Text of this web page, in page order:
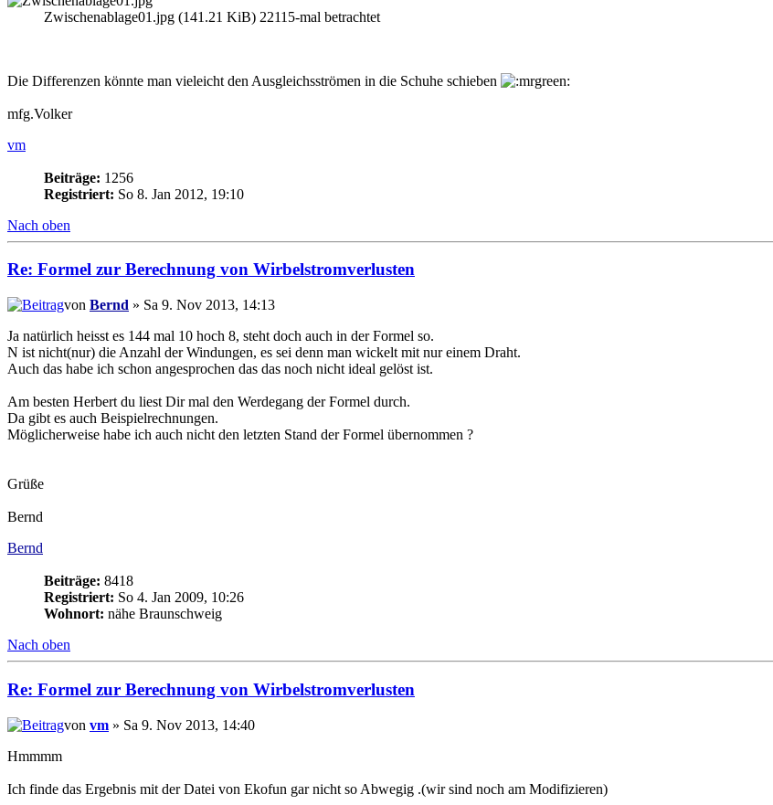
Zwischenablage01.jpg (141.21 KiB) 22115-mal betrachtet
Die Differenzen könnte man vieleicht den Ausgleichsströmen in die Schuhe schieben
mfg.Volker
vm
Beiträge: 1256
Registriert: So 8. Jan 2012, 19:10
Nach oben
Re: Formel zur Berechnung von Wirbelstromverlusten
von Bernd » Sa 9. Nov 2013, 14:13
Ja natürlich heisst es 144 mal 10 hoch 8, steht doch auch in der Formel so.
N ist nicht(nur) die Anzahl der Windungen, es sei denn man wickelt mit nur einem Draht.
Auch das habe ich schon angesprochen das das noch nicht ideal gelöst ist.
Am besten Herbert du liest Dir mal den Werdegang der Formel durch.
Da gibt es auch Beispielrechnungen.
Möglicherweise habe ich auch nicht den letzten Stand der Formel übernommen ?
Grüße
Bernd
Bernd
Beiträge: 8418
Registriert: So 4. Jan 2009, 10:26
Wohnort: nähe Braunschweig
Nach oben
Re: Formel zur Berechnung von Wirbelstromverlusten
von vm » Sa 9. Nov 2013, 14:40
Hmmmm
Ich finde das Ergebnis mit der Datei von Ekofun gar nicht so Abwegig .(wir sind noch am Modifizieren)